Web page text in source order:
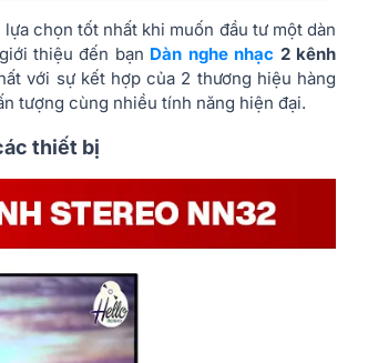
chọn tốt nhất khi muốn đầu tư một dàn
thiệu đến bạn Dàn nghe nhạc 2 kênh
với sự kết hợp của 2 thương hiệu hàng
tượng cùng nhiều tính năng hiện đại.
thiết bị